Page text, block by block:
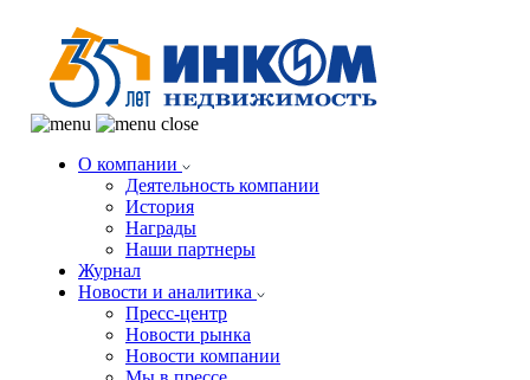
О компании
Деятельность компании
История
Награды
Наши партнеры
Журнал
Новости и аналитика
Пресс-центр
Новости рынка
Новости компании